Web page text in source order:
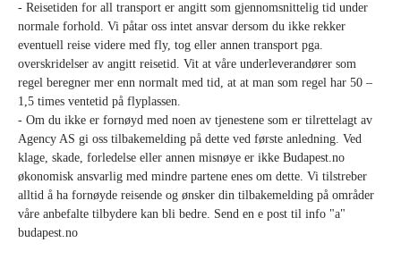
- Reisetiden for all transport er angitt som gjennomsnittelig tid under
normale forhold. Vi påtar oss intet ansvar dersom du ikke rekker
eventuell reise videre med fly, tog eller annen transport pga.
overskridelser av angitt reisetid. Vit at våre underleverandører som
regel beregner mer enn normalt med tid, at at man som regel har 50 –
1,5 times ventetid på flyplassen.
- Om du ikke er fornøyd med noen av tjenestene som er tilrettelagt av
Agency AS gi oss tilbakemelding på dette ved første anledning. Ved
klage, skade, forledelse eller annen misnøye er ikke Budapest.no
økonomisk ansvarlig med mindre partene enes om dette. Vi tilstreber
alltid å ha fornøyde reisende og ønsker din tilbakemelding på områder
våre anbefalte tilbydere kan bli bedre. Send en e post til info "a"
budapest.no